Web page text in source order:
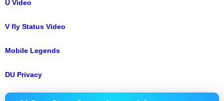
U Video
V fly Status Video
Mobile Legends
DU Privacy